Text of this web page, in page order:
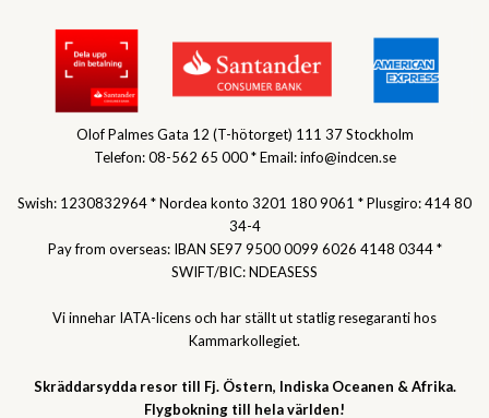
Olof Palmes Gata 12 (T-hötorget) 111 37 Stockholm
Telefon: 08-562 65 000 * Email: info@indcen.se
Swish: 1230832964 * Nordea konto 3201 180 9061 * Plusgiro: 414 80
34-4
Pay from overseas: IBAN SE97 9500 0099 6026 4148 0344 *
SWIFT/BIC: NDEASESS
Vi innehar IATA-licens och har ställt ut statlig resegaranti hos
Kammarkollegiet.
Skräddarsydda resor till Fj. Östern, Indiska Oceanen & Afrika.
Flygbokning till hela världen!